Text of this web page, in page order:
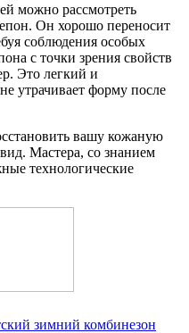
можно рассмотреть
Он хорошо переносит
соблюдения особых
с точки зрения свойств
Это легкий и
утрачивает форму после
вашу кожаную
Мастера, со знанием
технологические
зимний комбинезон